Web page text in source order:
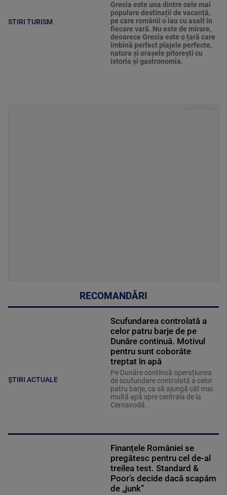
STIRI TURISM
Grecia este una dintre cele mai
populare destinații de vacanță,
pe care românii o iau cu asalt în
fiecare vară. Nu este de mirare,
deoarece Grecia este o țară care
îmbină perfect plajele perfecte,
natura și orașele pitorești cu
istoria și gastronomia.
RECOMANDĂRI
ȘTIRI ACTUALE
Scufundarea controlată a
celor patru barje de pe
Dunăre continuă. Motivul
pentru sunt coborâte
treptat în apă
Pe Dunăre continuă operațiunea
de scufundare controlată a celor
patru barje, ca să ajungă cât mai
multă apă spre centrala de la
Cernavodă.
Finanțele României se
pregătesc pentru cel de-al
treilea test. Standard &
Poor’s decide dacă scapăm
de „junk”